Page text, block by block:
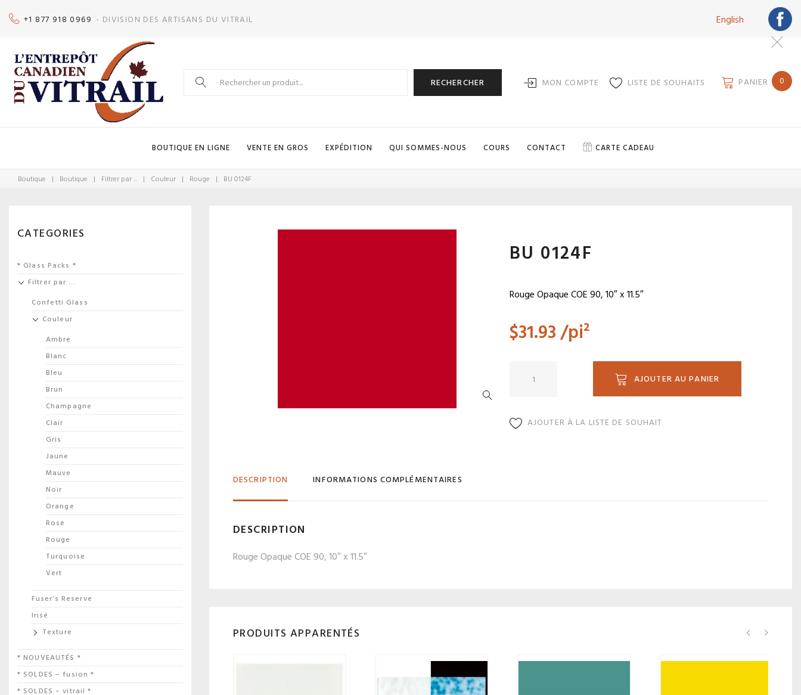
+1 877 918 0969 - DIVISION DES ARTISANS DU VITRAIL English
Search
RECHERCHER MON COMPTE LISTE DE SOUHAITS PANIER 0
BOUTIQUE EN LIGNE VENTE EN GROS EXPÉDITION QUI SOMMES-NOUS COURS CONTACT CARTE CADEAU
Boutique | Boutique | Filtrer par ... | Couleur | Rouge | BU 0124F
BU 0124F
Rouge Opaque COE 90, 10″ x 11.5″
$31.93/pi²
0124F
AJOUTER AU PANIER
AJOUTER À LA LISTE DE SOUHAIT
DESCRIPTION INFORMATIONS COMPLÉMENTAIRES
DESCRIPTION
Rouge Opaque COE 90, 10″ x 11.5″
PRODUITS APPARENTÉS
CATEGORIES
* Glass Packs *
Filtrer par …
Confetti Glass
Couleur
Ambre
Blanc
Bleu
Brun
Champagne
Clair
Gris
Jaune
Mauve
Noir
Orange
Rose
Rouge
Turquoise
Vert
Fuser’s Reserve
Irisé
Texture
* NOUVEAUTÉS *
* SOLDES – fusion *
* SOLDES – vitrail *